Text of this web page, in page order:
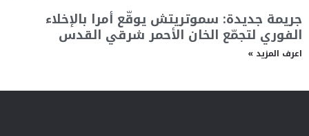
جريمة جديدة: سموتريتش يوقّع أمرا بالإخلاء
الفوري لتجمّع الخان الأحمر شرقي القدس
اعرف المزيد »